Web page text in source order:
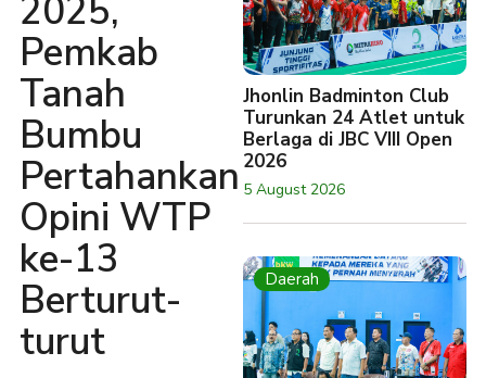
2025,
Pemkab
Tanah
Bumbu
Pertahankan
Opini WTP
ke-13
Berturut-
turut
Jhonlin Badminton Club
Turunkan 24 Atlet untuk
Berlaga di JBC VIII Open
2026
5 August 2026
Daerah